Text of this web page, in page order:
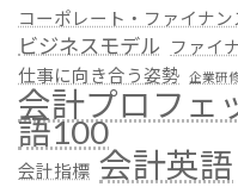
コーポレート・ファイナン
ビジネスモデル
ファイ
仕事に向き合う姿勢
企業研
会計プロフェ
語100
会計指標 会計英語